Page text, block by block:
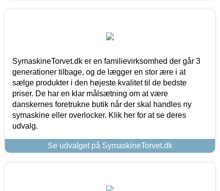
SymaskineTorvet.dk er en familievirksomhed der går 3
generationer tilbage, og de lægger en stor ære i at
sælge produkter i den højeste kvalitet til de bedste
priser. De har en klar målsætning om at være
danskernes foretrukne butik når der skal handles ny
symaskine eller overlocker. Klik her for at se deres
udvalg.
Se udvalget på SymaskineTorvet.dk